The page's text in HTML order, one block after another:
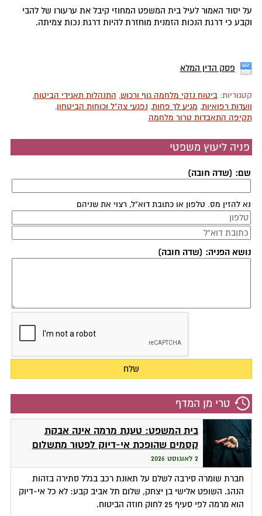
על יסוד האמור לעיל בית המשפט המחוזי קיבל את ערעורו של להבי
וקבע כי דרגת הנכות הזמנית מוחזרת להיות דרגת נכות צמיתה.
פסק הדין המלא
קטגוריות:ביטוח נזקי מלחמה גוף ורכוש, התנהלות תאגידי הביטוח,
וועדות רפואיות, מגיע לך פחות, נפגעי צה"ל וכוחות הביטחון,
תקיפה התאבדות טרור מלחמה
פניה ליעוץ משפטי
שם: (שדה חובה)
נא להזין מס. טלפון או כתובת דוא"ל, רצוי את שניהם
נושא הפניה: (שדה חובה)
טרי מן המדף
בית המשפט: טענת מרמה אינה אבקת
קסמים שהופכת אי-דיוק לפטור מתשלום
2 לאוגוסט 2026
חברת שומרה סירבה לשלם על תאונת רכב בגלל סתירה בזהות
הנהג. השופט אלישי בן יצחק, שלום תל אביב קבע: לא כל אי-דיוק
הוא מרמה לפי סעיף 25 לחוק חוזה הביטוח.